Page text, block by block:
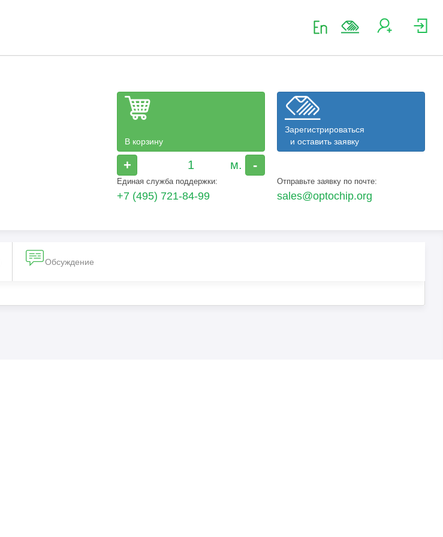
В корзину
+ -
Зарегистрироваться
и оставить заявку
Единая служба поддержки:
+7 (495) 721-84-99
Отправьте заявку по почте:
sales@optochip.org
Обсуждение